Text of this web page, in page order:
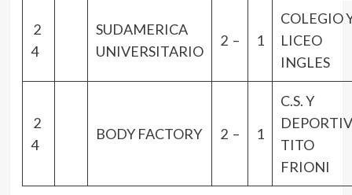
2
4
SUDAMERICA
UNIVERSITARIO
2 – 1
COLEGIO
LICEO
INGLES
2
4
BODY FACTORY 2 – 1
C.S. Y
TITO
FRIONI